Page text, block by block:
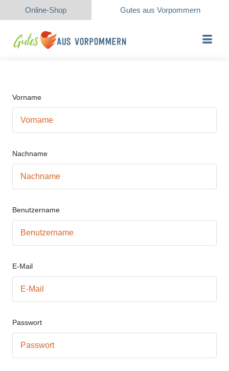
Online-Shop Gutes aus Vorpommern
Vorname
Nachname
Benutzername
E-Mail
Passwort